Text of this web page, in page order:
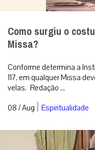
Como surgiu o
Missa?
Conforme determina a
117, em qualquer Missa
velas. Redação ...
08 / Aug | Espiritualidade